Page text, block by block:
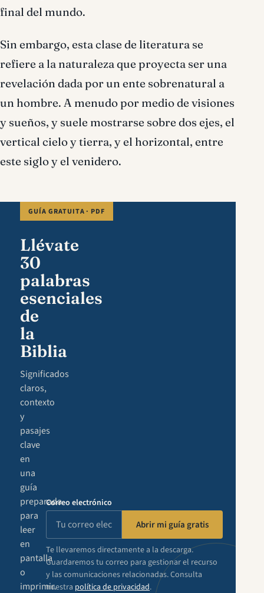
final del mundo.
Sin embargo, esta clase de literatura se
refiere a la naturaleza que proyecta ser una
revelación dada por un ente sobrenatural a
un hombre. A menudo por medio de visiones
y sueños, y suele mostrarse sobre dos ejes, el
vertical cielo y tierra, y el horizontal, entre
este siglo y el venidero.
GUÍA GRATUITA · PDF
Llévate
30
palabras
esenciales
de
la
Biblia
Significados
claros,
contexto
y
pasajes
clave
en
una
guía
preparada
para
leer
en
pantalla
o
imprimir.
Correo electrónico
Abrir mi guía gratis
Te llevaremos directamente a la descarga.
Guardaremos tu correo para gestionar el recurso
y las comunicaciones relacionadas. Consulta
nuestra política de privacidad.